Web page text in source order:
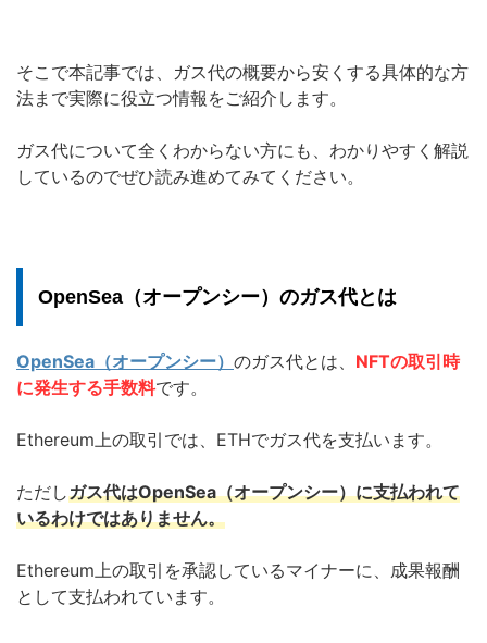
そこで本記事では、ガス代の概要から安くする具体的な方
法まで実際に役立つ情報をご紹介します。
ガス代について全くわからない方にも、わかりやすく解説
しているのでぜひ読み進めてみてください。
OpenSea（オープンシー）のガス代とは
OpenSea（オープンシー） のガス代とは、 NFTの取引時
に発生する手数料です。
Ethereum上の取引では、ETHでガス代を支払います。
ただしガス代はOpenSea（オープンシー）に支払われて
いるわけではありません。
Ethereum上の取引を承認しているマイナーに、成果報酬
として支払われています。